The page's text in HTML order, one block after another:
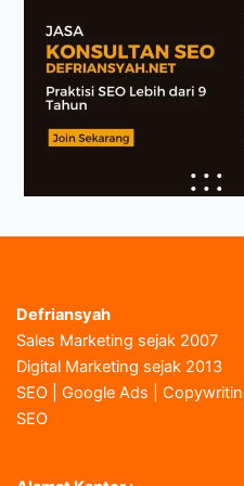
Defriansyah
Sales Marketing sejak 2007
Digital Marketing sejak 2013
SEO | Google Ads |
SEO